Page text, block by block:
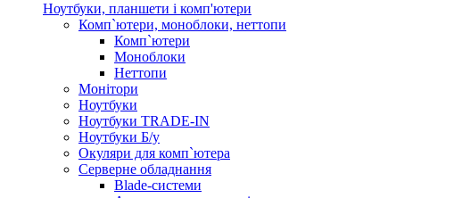
Ноутбуки, планшети і комп'ютери
Комп`ютери, моноблоки, неттопи
Комп`ютери
Моноблоки
Неттопи
Монітори
Ноутбуки
Ноутбуки TRADE-IN
Ноутбуки Б/у
Окуляри для комп`ютера
Серверне обладнання
Blade-системи